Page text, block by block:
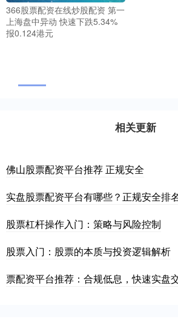
366股票配资在线炒股配资 第一
上海盘中异动 快速下跌5.34%
报0.124港元
相关更新
佛山股票配资平台推荐 正规安全
实盘股票配资平台有哪些？正规安全排
股票杠杆操作入门：策略与风险控制
股票入门：股票的本质与投资逻辑解析
票配资平台推荐：合规低息，快速实盘